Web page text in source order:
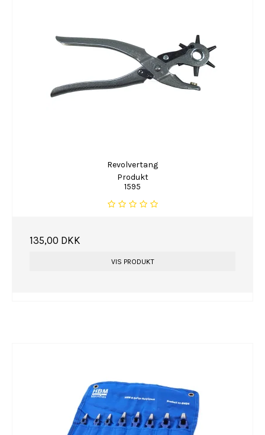
Revolvertang
Produkt
1595
135,00 DKK
VIS PRODUKT